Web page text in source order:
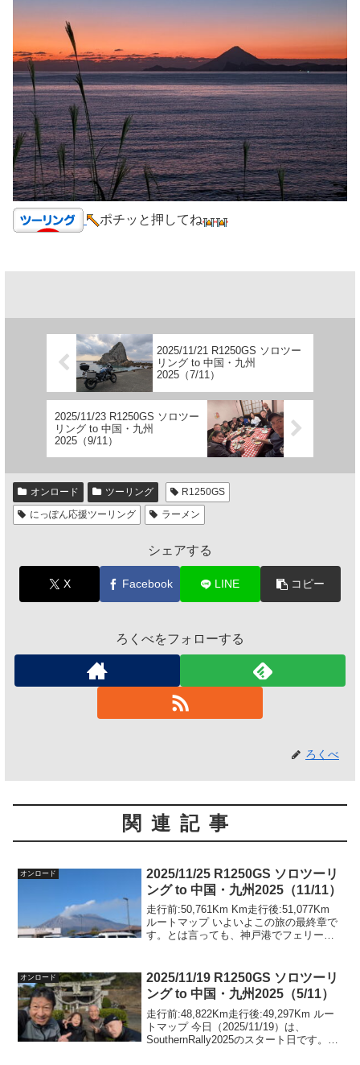
ポチッと押してね
2025/11/21 R1250GS ソロツー
リング to 中国・九州
2025（7/11）
2025/11/23 R1250GS ソロツー
リング to 中国・九州
2025（9/11）
オンロード ツーリング
R1250GS
にっぽん応援ツーリング
ラーメン
シェアする
X Facebook LINE コピー
ろくべをフォローする
ろくべ
関連記事
オンロード
2025/11/25 R1250GS ソロツーリ
ング to 中国・九州2025（11/11）
走行前:50,761Km Km走行後:51,077Km
ルートマップ いよいよこの旅の最終章で
す。とは言っても、神戸港でフェリーを
めてレインウェアを着込みました。...
オンロード
2025/11/19 R1250GS ソロツーリ
ング to 中国・九州2025（5/11）
走行前:48,822Km走行後:49,297Km ルー
トマップ 今日（2025/11/19）は、
SouthernRally2025のスタート日です。今